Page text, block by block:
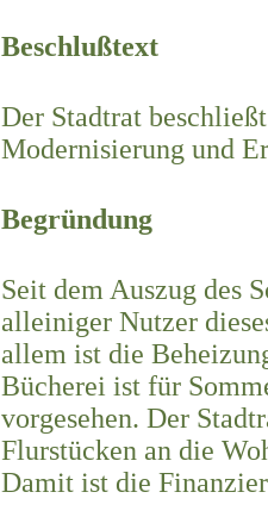
Beschlußtext
Der Stadtrat
Modernisierung und
Begründung
Seit dem Auszug des
alleiniger Nutzer
allem ist die
Bücherei ist für
vorgesehen. Der
Flurstücken an die
Damit ist die